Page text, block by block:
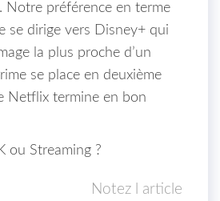
Notre préférence en terme
se dirige vers Disney+ qui
la plus proche d’un
se place en deuxième
Netflix termine en bon
ou Streaming ?
Notez l article